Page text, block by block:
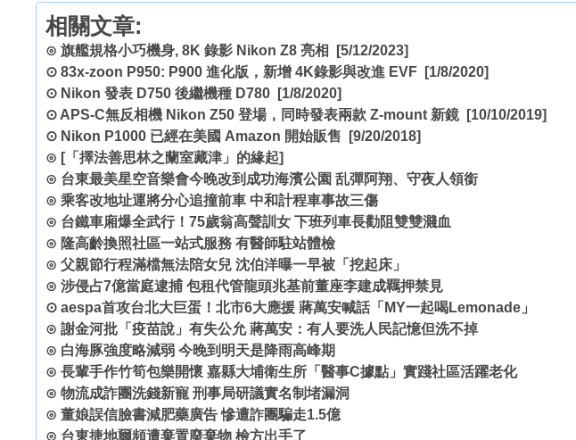
相關文章:
⊙ 旗艦規格小巧機身, 8K 錄影 Nikon Z8 亮相
[5/12/2023]
⊙ 83x-zoon P950: P900 進化版，新增 4K錄影與改進 EVF [1/8/2020]
⊙ Nikon 發表 D750 後繼機種 D780 [1/8/2020]
⊙ APS-C無反相機 Nikon Z50 登場，同時發表兩款 Z-mount 新鏡[10/10/2019]
⊙ Nikon P1000 已經在美國 Amazon 開始販售 [9/20/2018]
⊙ [「擇法善思林之蘭室藏津」的緣起]
⊙ 台東最美星空音樂會今晚改到成功海濱公園 乱彈阿翔、守夜人領銜
⊙ 乘客改地址運將分心追撞前車 中和計程車事故三傷
⊙ 台鐵車廂爆全武行！75歲翁高聲訓女 下班列車長勸阻雙雙濺血
⊙ 隆高齡換照社區一站式服務 有醫師駐站體檢
⊙ 父親節行程滿檔無法陪女兒 沈伯洋曝一早被「挖起床」
⊙ 涉侵占7億當庭逮捕 包租代管龍頭兆基前董座李建成羈押禁見
⊙ aespa首攻台北大巨蛋！北市6大應援 蔣萬安喊話「MY一起喝Lemonade」
⊙ 謝金河批「疫苗說」有失公允 蔣萬安：有人要洗人民記憶但洗不掉
⊙ 白海豚強度略減弱 今晚到明天是降雨高峰期
⊙ 長輩手作竹筍包樂開懷 嘉縣大埔衛生所「醫事C據點」實踐社區活躍老化
⊙ 物流成詐團洗錢新寵 刑事局研議實名制堵漏洞
⊙ 董娘誤信臉書減肥藥廣告 慘遭詐團騙走1.5億
⊙ 台東捷地爾頻遭棄置廢棄物 檢方出手了